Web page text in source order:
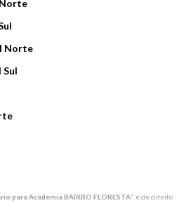
Norte
Norte
Sul
para Academia BAIRRO FLORESTA" é de direito